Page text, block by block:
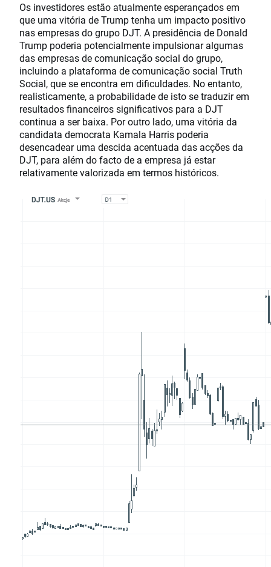
Os investidores estão atualmente esperançados em
que uma vitória de Trump tenha um impacto positivo
nas empresas do grupo DJT. A presidência de Donald
Trump poderia potencialmente impulsionar algumas
das empresas de comunicação social do grupo,
incluindo a plataforma de comunicação social Truth
Social, que se encontra em dificuldades. No entanto,
realisticamente, a probabilidade de isto se traduzir em
resultados financeiros significativos para a DJT
continua a ser baixa. Por outro lado, uma vitória da
candidata democrata Kamala Harris poderia
desencadear uma descida acentuada das acções da
DJT, para além do facto de a empresa já estar
relativamente valorizada em termos históricos.